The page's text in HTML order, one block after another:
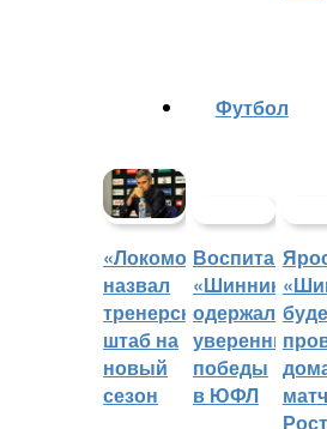
«Локомотив»
назвал
тренерский
штаб на
новый
сезон
Футбол
«Шинника»
одержали
уверенные
победы
в ЮФЛ